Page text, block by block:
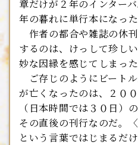
章だけが２年のインター
年の暮れに単行本になった
作者の都合や雑誌の休
するのは、けっして珍し
妙な因縁を感じてしまった
ご存じのようにビート
が亡くなったのは、２０
（日本時間では３０日）
その直後の刊行なのだ。
という言葉ではじまるだ